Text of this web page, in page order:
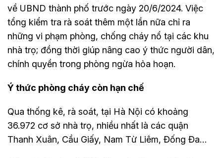
về UBND thành phố trước ngày 20/6/2024. Việc
tổng kiểm tra rà soát thêm một lần nữa chỉ ra
những vi phạm phòng, chống cháy nổ tại các khu
nhà trọ; đồng thời giúp nâng cao ý thức người dân,
chính quyền trong phòng ngừa hỏa hoạn.
Ý thức phòng cháy còn hạn chế
Qua thống kê, rà soát, tại Hà Nội có khoảng
36.972 cơ sở nhà trọ, nhiều nhất là các quận
Thanh Xuân, Cầu Giấy, Nam Từ Liêm, Đống Đa…